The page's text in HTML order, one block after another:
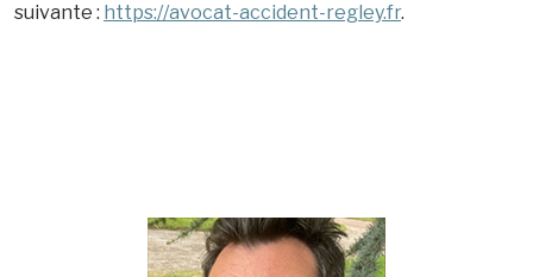
suivante : https://avocat-accident-regley.fr.